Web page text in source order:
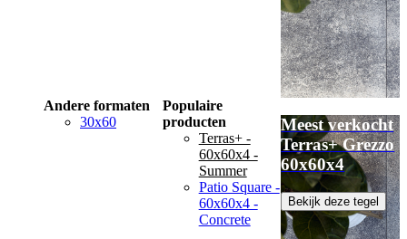
Andere formaten
30x60
Populaire
producten
Terras+ -
60x60x4 -
Summer
Patio Square -
60x60x4 -
Concrete
Meest verkocht
Terras+ Grezzo
60x60x4
Bekijk deze tegel